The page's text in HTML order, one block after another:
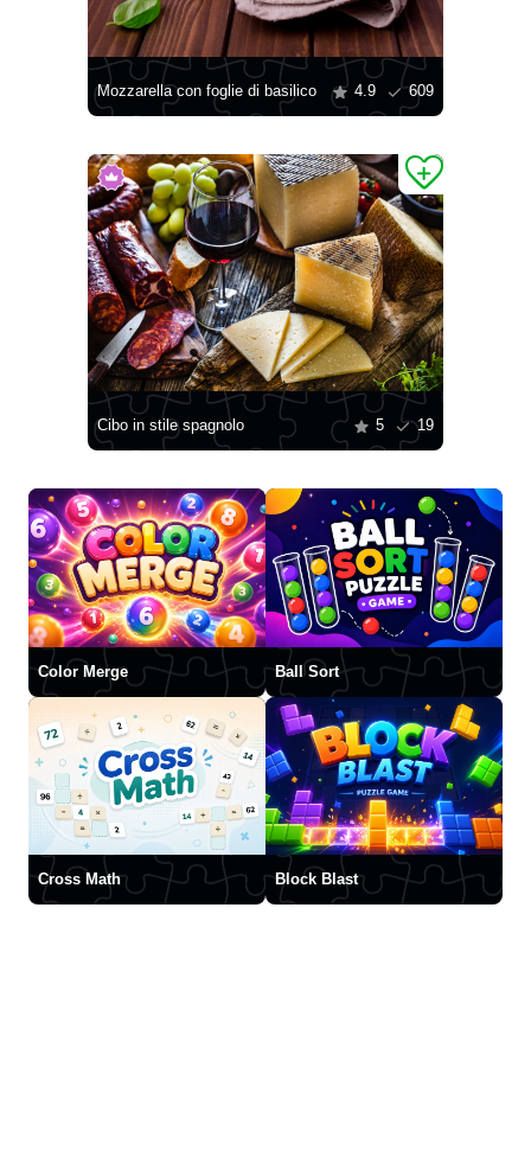
Mozzarella con foglie di basilico 4.9 609
Cibo in stile spagnolo 5 19
Color Merge Ball Sort
Cross Math Block Blast